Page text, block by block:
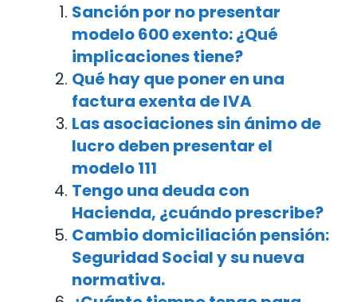
Sanción por no presentar
modelo 600 exento: ¿Qué
implicaciones tiene?
Qué hay que poner en una
factura exenta de IVA
Las asociaciones sin ánimo de
lucro deben presentar el
modelo 111
Tengo una deuda con
Hacienda, ¿cuándo prescribe?
Cambio domiciliación pensión:
Seguridad Social y su nueva
normativa.